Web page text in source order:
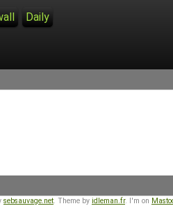
Daily
sebsauvage.net. Theme by idleman.fr. I'm on